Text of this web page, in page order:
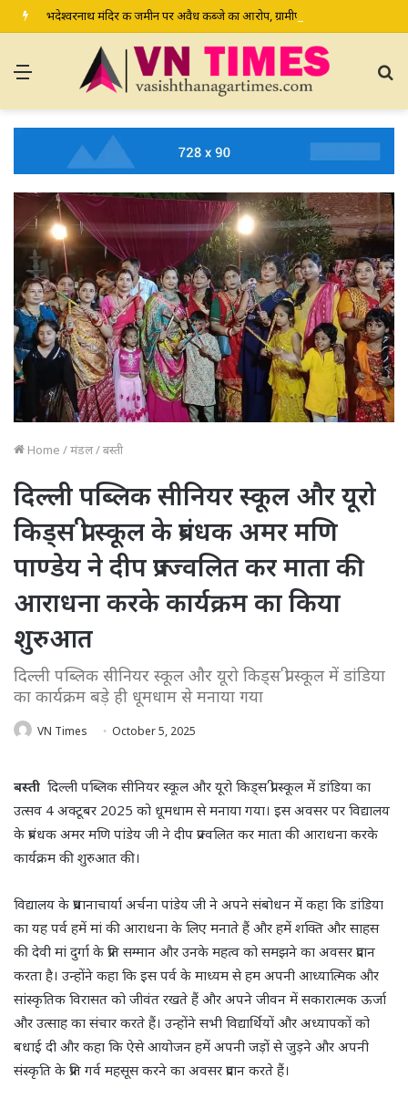
Menu
Home /मंडल/बस्ती
दिल्ली पब्लिक सीनियर स्कूल और यूरो
किड्स प्री स्कूल के प्रबंधक अमर मणि
पाण्डेय ने दीप प्रज्ज्वलित कर माता की
आराधना करके कार्यक्रम का किया
शुरुआत
दिल्ली पब्लिक सीनियर स्कूल और यूरो किड्स प्री स्कूल में डांडिया
का कार्यक्रम बड़े ही धूमधाम से मनाया गया
VN Times October 5, 2025
बस्ती दिल्ली पब्लिक सीनियर स्कूल और यूरो किड्स प्री स्कूल में डांडिया का
उत्सव 4 अक्टूबर 2025 को धूमधाम से मनाया गया। इस अवसर पर विद्यालय
के प्रबंधक अमर मणि पांडेय जी ने दीप प्रज्वलित कर माता की आराधना करके
कार्यक्रम की शुरुआत की।
विद्यालय के प्रधानाचार्या अर्चना पांडेय जी ने अपने संबोधन में कहा कि डांडिया
का यह पर्व हमें मां की आराधना के लिए मनाते हैं और हमें शक्ति और साहस
की देवी मां दुर्गा के प्रति सम्मान और उनके महत्व को समझने का अवसर प्रदान
करता है। उन्होंने कहा कि इस पर्व के माध्यम से हम अपनी आध्यात्मिक और
सांस्कृतिक विरासत को जीवंत रखते हैं और अपने जीवन में सकारात्मक ऊर्जा
और उत्साह का संचार करते हैं। उन्होंने सभी विद्यार्थियों और अध्यापकों को
बधाई दी और कहा कि ऐसे आयोजन हमें अपनी जड़ों से जुड़ने और अपनी
संस्कृति के प्रति गर्व महसूस करने का अवसर प्रदान करते हैं।